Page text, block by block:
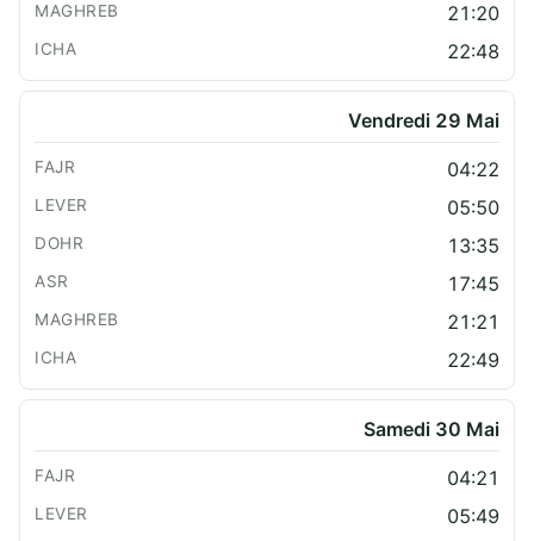
21:20
22:48
Vendredi 29 Mai
04:22
05:50
13:35
17:45
21:21
22:49
Samedi 30 Mai
04:21
05:49